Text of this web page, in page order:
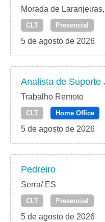
Morada de
CLT Presencial
5 de agosto de 2026
Analista de Suporte
Trabalho Remoto
CLT Home Office
5 de agosto de 2026
Pedreiro
Serra/ ES
CLT Presencial
5 de agosto de 2026